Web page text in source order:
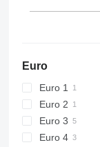
907
908
910
914
Euro
Euro 1
Euro 2
Euro 3
Euro 4